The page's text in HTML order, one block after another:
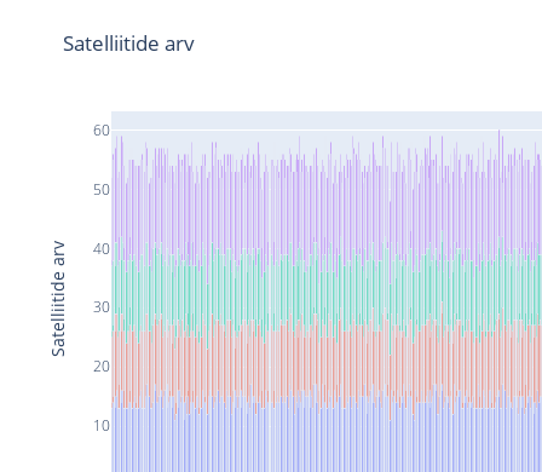
10
20
30
40
50
60
Satelliitide arv
Satelliitide arv